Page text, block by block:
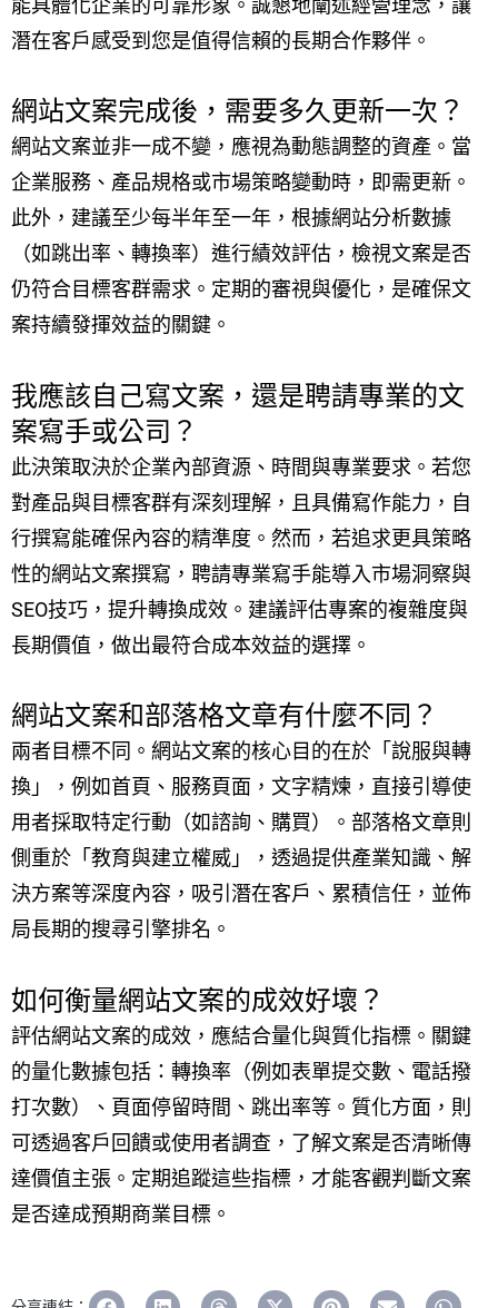
潛在客戶感受到您是值得信賴的長期合作夥伴。
網站文案完成後，需要多久更新一次？
網站文案並非一成不變，應視為動態調整的資產。當
企業服務、產品規格或市場策略變動時，即需更新。
此外，建議至少每半年至一年，根據網站分析數據
（如跳出率、轉換率）進行績效評估，檢視文案是否
仍符合目標客群需求。定期的審視與優化，是確保文
案持續發揮效益的關鍵。
我應該自己寫文案，還是聘請專業的文
案寫手或公司？
此決策取決於企業內部資源、時間與專業要求。若您
對產品與目標客群有深刻理解，且具備寫作能力，自
行撰寫能確保內容的精準度。然而，若追求更具策略
性的網站文案撰寫，聘請專業寫手能導入市場洞察與
SEO技巧，提升轉換成效。建議評估專案的複雜度與
長期價值，做出最符合成本效益的選擇。
網站文案和部落格文章有什麼不同？
兩者目標不同。網站文案的核心目的在於「說服與轉
換」，例如首頁、服務頁面，文字精煉，直接引導使
用者採取特定行動（如諮詢、購買）。部落格文章則
側重於「教育與建立權威」，透過提供產業知識、解
決方案等深度內容，吸引潛在客戶、累積信任，並佈
局長期的搜尋引擎排名。
如何衡量網站文案的成效好壞？
評估網站文案的成效，應結合量化與質化指標。關鍵
的量化數據包括：轉換率（例如表單提交數、電話撥
打次數）、頁面停留時間、跳出率等。質化方面，則
可透過客戶回饋或使用者調查，了解文案是否清晰傳
達價值主張。定期追蹤這些指標，才能客觀判斷文案
是否達成預期商業目標。